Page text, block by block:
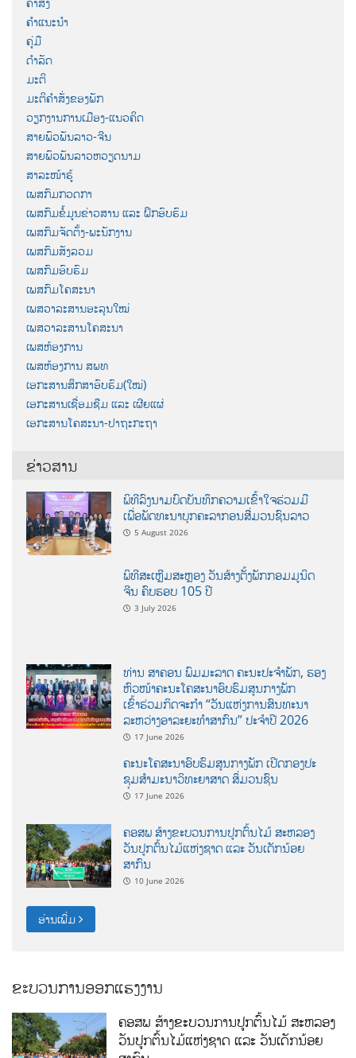
ຄຳແນະນຳ
ຄູ່ມື
ດຳລັດ
ມະຕິ
ມະຕິຄຳສັ່ງຂອງພັກ
ວຽກງານການເມືອງ-ແນວຄິດ
ສາຍພົວພັນລາວ-ຈີນ
ສາຍພົວພັນລາວຫວຽດນາມ
ສາລະໜ້າຮູ້
ເພສກົມກວດກາ
ເພສກົມຂໍ້ມູນຂ່າວສານ ແລະ ຝຶກອົບຮົມ
ເພສກົມຈັດຕັ້ງ-ພະນັກງານ
ເພສກົມສັງລວມ
ເພສກົມອົບຮົມ
ເພສກົມໂຄສະນາ
ເພສວາລະສານອະລຸນໃໝ່
ເພສວາລະສານໂຄສະນາ
ເພສຫ້ອງການ
ເພສຫ້ອງການ ສພທ
ເອກະສານສຶກສາອົບຮົມ(ໃໝ່)
ເອກະສານເຊື່ອມຊືມ ແລະ ເຜີຍແຜ່
ເອກະສານໂຄສະນາ-ປາຖະກະຖາ
ຂ່າວສານ
ພິທີລົງນາມບົດບັນທຶກຄວາມເຂົ້າໃຈຮ່ວມມື
ເພື່ອພັດທະນາບຸກຄະລາກອນສື່ມວນຊົນລາວ
5 August 2026
ພິທີສະເຫຼີມສະຫຼອງ ວັນສ້າງຕັ້ງພັກກອມມູນິດ
ຈີນ ຄົບຮອບ 105 ປີ
3 July 2026
ເຂົ້າຮ່ວມກິດຈະກຳ “ວັນແຫ່ງການສົນທະນາ
ລະຫວ່າງອາລະຍະທຳສາກົນ” ປະຈຳປີ 2026
17 June 2026
ຄະນະໂຄສະນາອົບຮົມສູນກາງພັກ ເປີດກອງປະ
17 June 2026
ຄອສພ ສ້າງຂະບວນການປູກຕົ້ນໄມ້ ສະຫລອງ
ວັນປູກຕົ້ນໄມ້ແຫ່ງຊາດ ແລະ ວັນເດັກນ້ອຍ
ສາກົນ
10 June 2026
ອ່ານເພີ່ມ
ຄອສພ ສ້າງຂະບວນການປູກຕົ້ນໄມ້ ສະຫລອງ
ວັນປູກຕົ້ນໄມ້ແຫ່ງຊາດ ແລະ ວັນເດັກນ້ອຍ
ສາກົນ
10 June 2026 news